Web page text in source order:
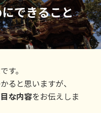
できること
す。
ると思いますが、
な内容をお伝えしま